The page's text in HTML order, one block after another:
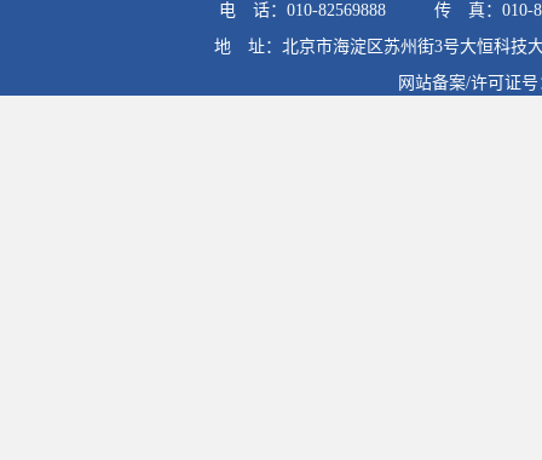
电 话：010-82569888
传 真：010-
地 址：北京市海淀区苏州街3号大恒科技
网站备案/许可证号